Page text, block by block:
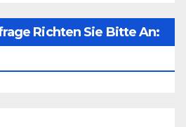
Richten Sie Bitte An: